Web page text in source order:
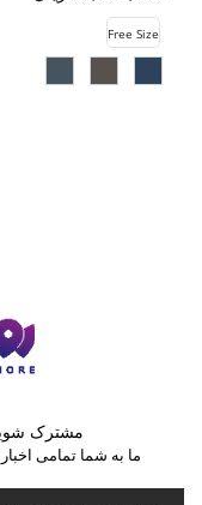
Free Size
مشترک
ما به شما تمامی